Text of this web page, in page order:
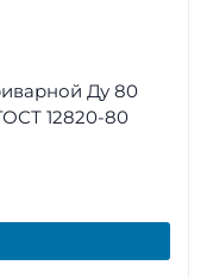
Ду 80
12820-80